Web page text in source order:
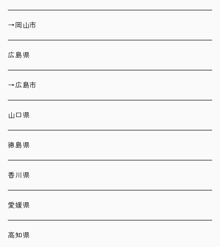
→岡山市
広島県
→広島市
山口県
徳島県
香川県
愛媛県
高知県